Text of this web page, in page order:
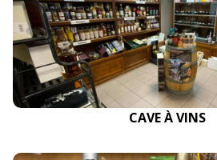
CAVE À VINS